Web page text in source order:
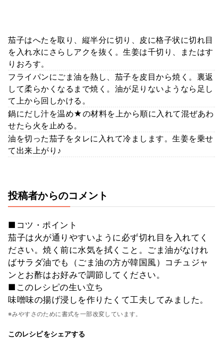
茄子はへたを取り、縦半分に切り、皮に格子状に切れ目
を入れ水にさらしアクを抜く。生姜は千切り、またはす
りおろす。
フライパンにごま油を熱し、茄子を皮目から焼く。裏返
して柔らかくなるまで焼く。油が足りないようなら足し
て上から回しかける。
鍋にだし汁を温め★の材料を上から順に入れて混ぜあわ
せたら火を止める。
油を切った茄子をタレに入れて冷まします。生姜を乗せ
て出来上がり♪
投稿者からのコメント
■コツ・ポイント
茄子は火が通りやすいように必ず切れ目を入れてく
ださい。焼く前に水気を拭くこと。ごま油がなけれ
ばサラダ油でも（ごま油の方が韓国風）コチュジャ
ンとお酢はお好みで調節してください。
■このレシピの生い立ち
味噌味の揚げ浸しを作りたくて工夫してみました。
※みやすさのために書式を一部改変しています。
このレシピをシェアする